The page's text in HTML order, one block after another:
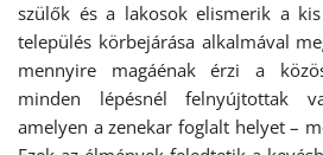
szülők és a lakosok elismerik a
település körbejárása alkalmával
mennyire magáénak érzi a
minden lépésnél felnyújtottak
amelyen a zenekar foglalt helyet –